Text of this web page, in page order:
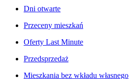
Dni otwarte
Przeceny mieszkań
Oferty Last Minute
Przedsprzedaż
Mieszkania bez wkładu własnego